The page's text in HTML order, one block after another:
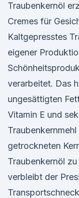
Traubenkernöl
Cremes für
Kaltgepresstes
eigener
verarbeitet. Das
ungesättigten
Vitamin E und
getrockneten
Traubenkernöl
verbleibt der